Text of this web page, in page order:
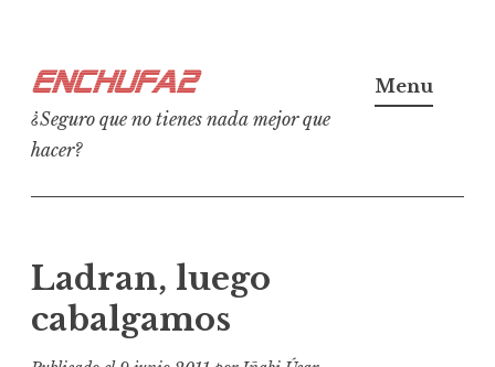
al
contenido
Enchufa2
¿Seguro que no tienes nada mejor que
hacer?
Menu
Ladran, luego
cabalgamos